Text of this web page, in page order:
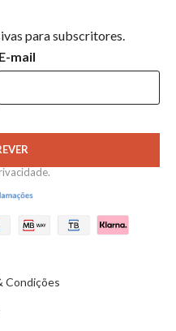
para subscritores.
E-mail
.
Condições